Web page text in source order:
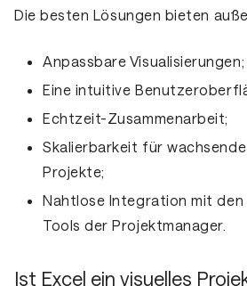
Die besten Lösungen bieten
Anpassbare Visualisierungen;
Eine intuitive
Echtzeit-Zusammenarbeit;
Skalierbarkeit für wachsende
Projekte;
Nahtlose Integration mit
Tools der Projektmanager.
Ist Excel ein visuelles